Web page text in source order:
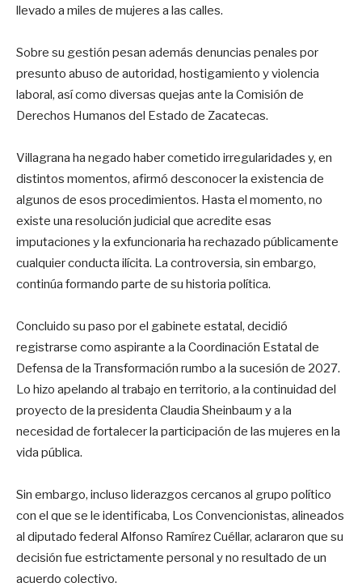
llevado a miles de mujeres a las calles.
Sobre su gestión pesan además denuncias penales por
presunto abuso de autoridad, hostigamiento y violencia
laboral, así como diversas quejas ante la Comisión de
Derechos Humanos del Estado de Zacatecas.
Villagrana ha negado haber cometido irregularidades y, en
distintos momentos, afirmó desconocer la existencia de
algunos de esos procedimientos. Hasta el momento, no
existe una resolución judicial que acredite esas
imputaciones y la exfuncionaria ha rechazado públicamente
cualquier conducta ilícita. La controversia, sin embargo,
continúa formando parte de su historia política.
Concluido su paso por el gabinete estatal, decidió
registrarse como aspirante a la Coordinación Estatal de
Defensa de la Transformación rumbo a la sucesión de 2027.
Lo hizo apelando al trabajo en territorio, a la continuidad del
proyecto de la presidenta Claudia Sheinbaum y a la
necesidad de fortalecer la participación de las mujeres en la
vida pública.
Sin embargo, incluso liderazgos cercanos al grupo político
con el que se le identificaba, Los Convencionistas, alineados
al diputado federal Alfonso Ramírez Cuéllar, aclararon que su
decisión fue estrictamente personal y no resultado de un
acuerdo colectivo.